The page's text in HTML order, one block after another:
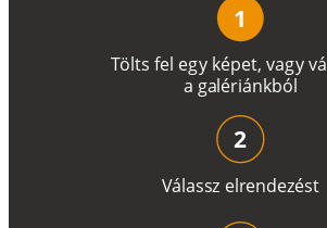
Tölts fel egy képet, vagyvá
a galériánkból
1
Válassz elrendezést
2